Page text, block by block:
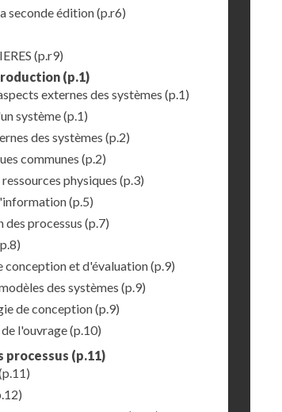
seconde édition(p.r6)
(p.r9)
(p.1)
externes des systèmes (p.1)
système(p.1)
des systèmes (p.2)
communes (p.2)
physiques (p.3)
(p.5)
des processus (p.7)
conception et d'évaluation(p.9)
des systèmes (p.9)
de conception(p.9)
l'ouvrage(p.10)
processus (p.11)